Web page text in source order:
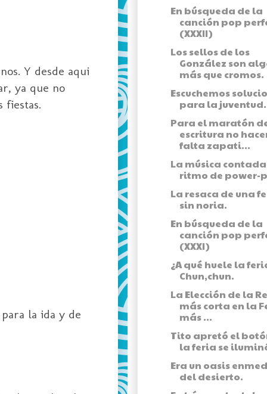
Y desde aqui
ya que no
fiestas.
la ida y de
En búsqueda de la
canción pop
(XXXII)
Los sellos de los
González son
más que cromos.
Escuchemos
para la juventud.
Para el maratón
escritura no
falta zapati...
La música
ritmo de power-
La resaca de una
sin noria.
En búsqueda de la
canción pop
(XXXI)
¿A qué huele la
Chun,chun.
La Elección de la
más corta en la
más ...
Tito apretó el
la feria se
Era un oasis
del desierto.